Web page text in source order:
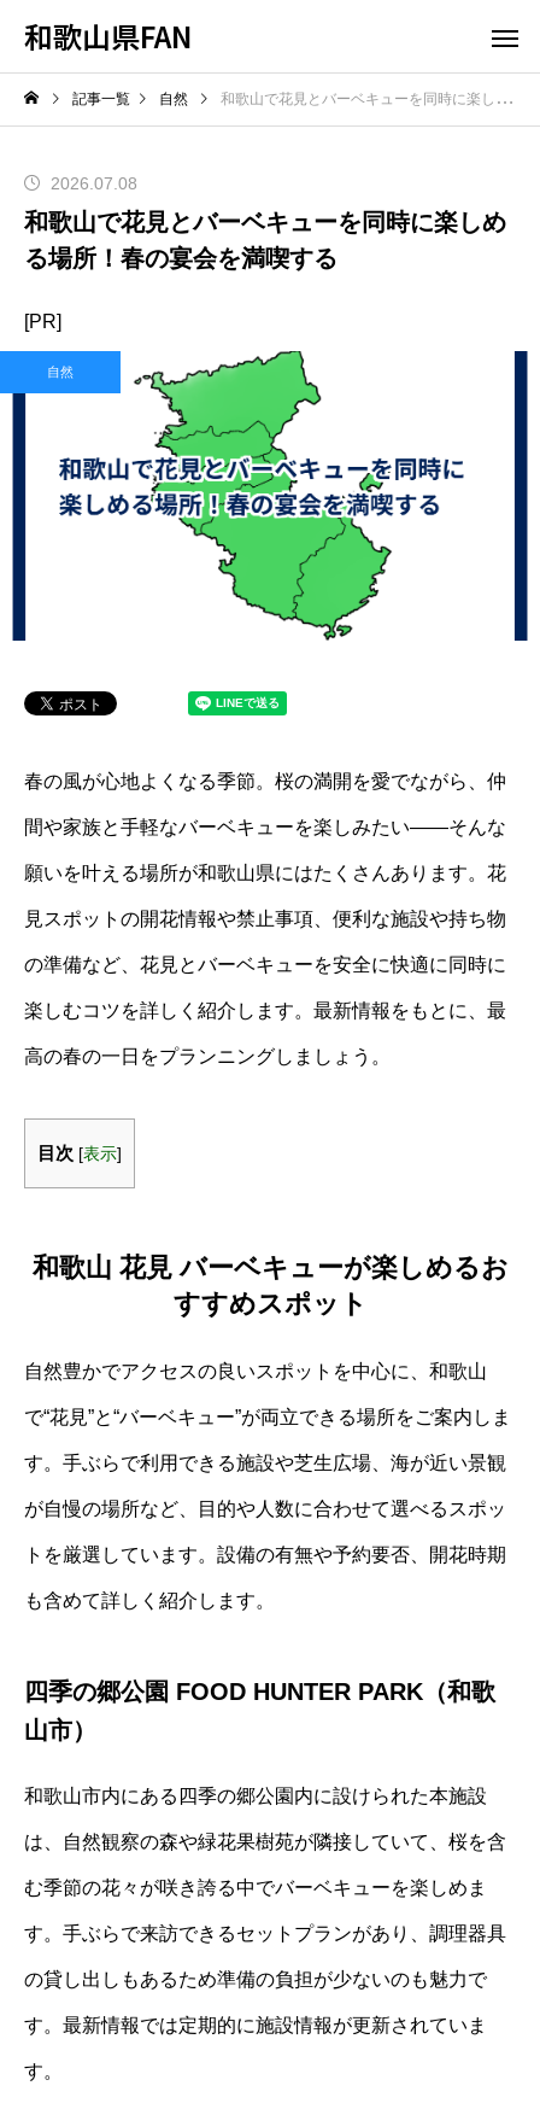
和歌山県FAN
記事一覧 自然 和歌山で花見とバーベキューを同時に楽しめる場所！春の宴会を満喫する
2026.07.08
和歌山で花見とバーベキューを同時に楽しめ
る場所！春の宴会を満喫する
[PR]
自然
春の風が心地よくなる季節。桜の満開を愛でながら、仲
間や家族と手軽なバーベキューを楽しみたい――そんな
願いを叶える場所が和歌山県にはたくさんあります。花
見スポットの開花情報や禁止事項、便利な施設や持ち物
の準備など、花見とバーベキューを安全に快適に同時に
楽しむコツを詳しく紹介します。最新情報をもとに、最
高の春の一日をプランニングしましょう。
目次 [表示]
和歌山 花見 バーベキューが楽しめるお
すすめスポット
自然豊かでアクセスの良いスポットを中心に、和歌山
で“花見”と“バーベキュー”が両立できる場所をご案内しま
す。手ぶらで利用できる施設や芝生広場、海が近い景観
が自慢の場所など、目的や人数に合わせて選べるスポッ
トを厳選しています。設備の有無や予約要否、開花時期
も含めて詳しく紹介します。
四季の郷公園 FOOD HUNTER PARK（和歌
山市）
和歌山市内にある四季の郷公園内に設けられた本施設
は、自然観察の森や緑花果樹苑が隣接していて、桜を含
む季節の花々が咲き誇る中でバーベキューを楽しめま
す。手ぶらで来訪できるセットプランがあり、調理器具
の貸し出しもあるため準備の負担が少ないのも魅力で
す。最新情報では定期的に施設情報が更新されていま
す。